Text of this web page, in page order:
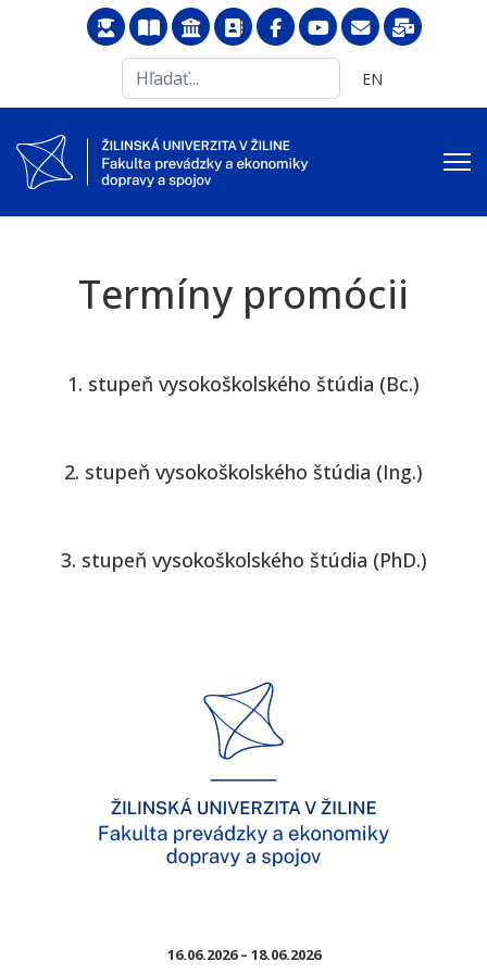
...
Vyberte váš jazyk
EN
Termíny promócii
1. stupeň vysokoškolského štúdia (Bc.)
2. stupeň vysokoškolského štúdia (Ing.)
3. stupeň vysokoškolského štúdia (PhD.)
16.06.2026 – 18.06.2026